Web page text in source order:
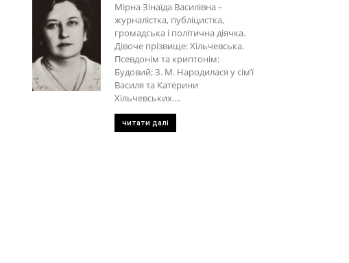
Мірна Зінаїда Василівна –
журналістка, публіцистка,
громадська і політична діячка.
Дівоче прізвище: Хільчевська.
Псевдонім та криптонім:
Будовий; З. М. Народилася у сім’ї
Василя та Катерини
Хільчевських....
читати далі